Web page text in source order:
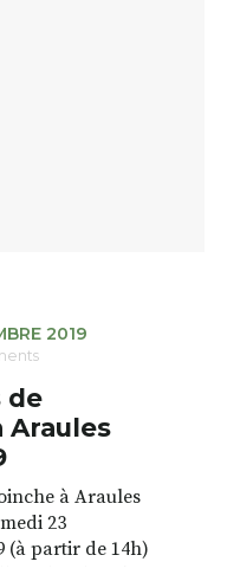
2019
de
Araules
à Araules
23
(à partir de 14h)
polyvalente) -